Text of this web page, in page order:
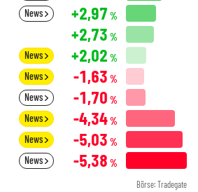
News +2,97 %
+2,73 %
News +2,02 %
News -1,63 %
News -1,70 %
News -4,34%
News -5,03 %
News -5,38 %
Börse: Tradegate